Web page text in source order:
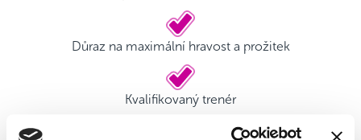
Důraz na maximální hravost a prožitek
Kvalifikovaný trenér